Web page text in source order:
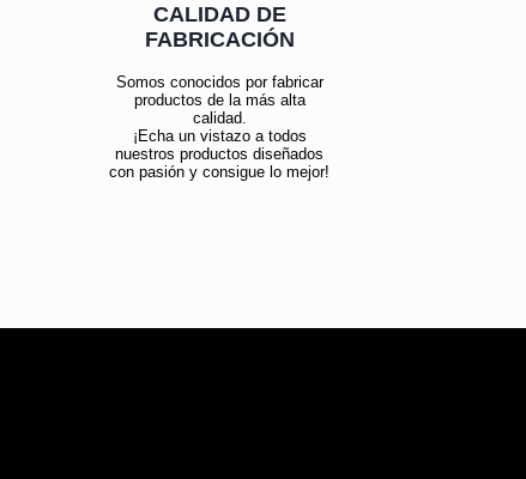
CALIDAD DE
FABRICACIÓN
Somos conocidos por fabricar
productos de la más alta
calidad.
¡Echa un vistazo a todos
nuestros productos diseñados
con pasión y consigue lo mejor!